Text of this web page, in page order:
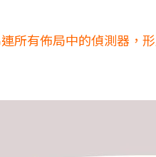
所有佈局中的偵測器，